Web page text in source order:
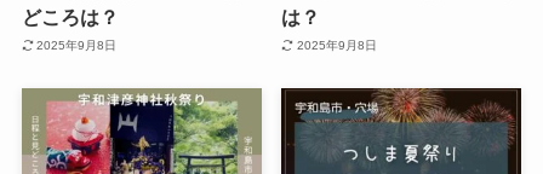
どころは？
2025年9月8日
は？
2025年9月8日